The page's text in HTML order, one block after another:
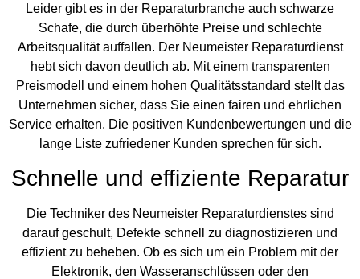
Leider gibt es in der Reparaturbranche auch schwarze
Schafe, die durch überhöhte Preise und schlechte
Arbeitsqualität auffallen. Der Neumeister Reparaturdienst
hebt sich davon deutlich ab. Mit einem transparenten
Preismodell und einem hohen Qualitätsstandard stellt das
Unternehmen sicher, dass Sie einen fairen und ehrlichen
Service erhalten. Die positiven Kundenbewertungen und die
lange Liste zufriedener Kunden sprechen für sich.
Schnelle und effiziente Reparatur
Die Techniker des Neumeister Reparaturdienstes sind
darauf geschult, Defekte schnell zu diagnostizieren und
effizient zu beheben. Ob es sich um ein Problem mit der
Elektronik, den Wasseranschlüssen oder den